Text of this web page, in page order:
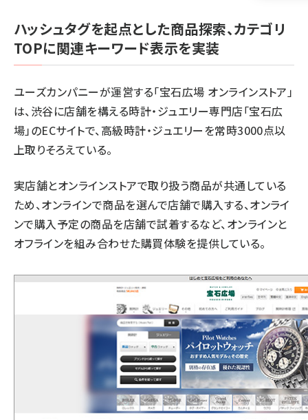
ハッシュタグを起点とした商品探索、カテゴリ
TOPに関連キーワード表示を実装
ユーズカンパニーが運営する「宝石広場 オンラインストア」
は、渋谷に店舗を構える時計・ジュエリー専門店「宝石広
場」のECサイトで、高級時計・ジュエリーを常時3000点以
上取りそろえている。
実店舗とオンラインストアで取り扱う商品が共通している
ため、オンラインで商品を選んで店舗で購入する、オンライ
ンで購入予定の商品を店舗で試着するなど、オンラインと
オフラインを組み合わせた購買体験を提供している。